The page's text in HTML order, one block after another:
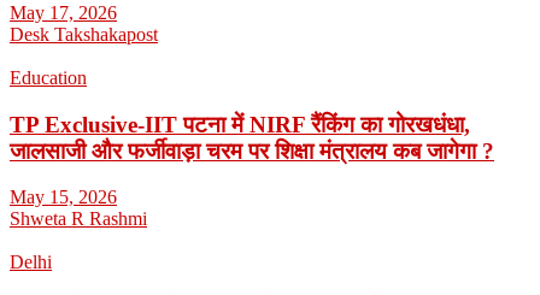
May 17, 2026
Desk Takshakapost
Education
TP Exclusive-IIT पटना में NIRF रैंकिंग का गोरखधंधा,
जालसाजी और फर्जीवाड़ा चरम पर शिक्षा मंत्रालय कब जागेगा ?
May 15, 2026
Shweta R Rashmi
Delhi